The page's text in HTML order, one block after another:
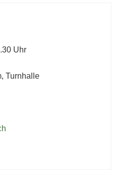
Uhr
Turnhalle